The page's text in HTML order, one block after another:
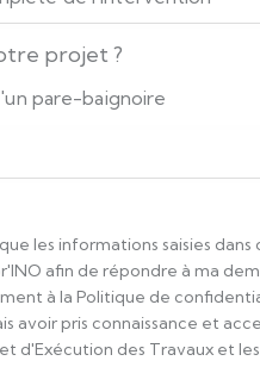
projet ?
les informations saisies
afin de répondre à ma
à la Politique de
avoir pris connaissance et
d'Exécution des Travaux et